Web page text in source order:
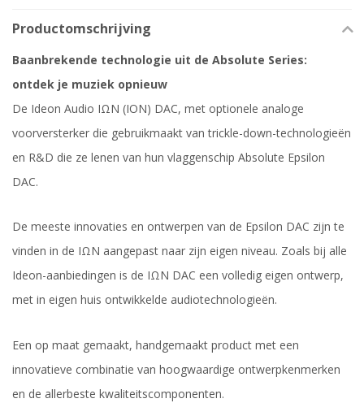
Productomschrijving
Baanbrekende technologie uit de Absolute Series:
ontdek je muziek opnieuw
De Ideon Audio IΩN (ION) DAC, met optionele analoge
voorversterker die gebruikmaakt van trickle-down-technologieën
en R&D die ze lenen van hun vlaggenschip Absolute Epsilon
DAC.
De meeste innovaties en ontwerpen van de Epsilon DAC zijn te
vinden in de IΩN aangepast naar zijn eigen niveau. Zoals bij alle
Ideon-aanbiedingen is de IΩN DAC een volledig eigen ontwerp,
met in eigen huis ontwikkelde audiotechnologieën.
Een op maat gemaakt, handgemaakt product met een
innovatieve combinatie van hoogwaardige ontwerpkenmerken
en de allerbeste kwaliteitscomponenten.